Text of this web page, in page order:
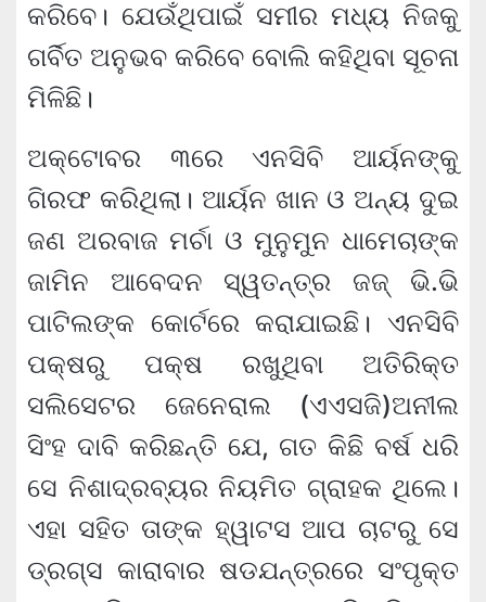
କରିବେ। ଯେଉଁଥିପାଇଁ ସମୀର ମଧ୍ୟ ନିଜକୁ
ଗର୍ବିତ ଅନୁଭବ କରିବେ ବୋଲି କହିଥିବା ସୂଚନା
ମିଳିଛି।
ଅକ୍ଟୋବର ୩ରେ ଏନସିବି ଆର୍ୟନଙ୍କୁ
ଗିରଫ କରିଥିଲା। ଆର୍ୟନ ଖାନ ଓ ଅନ୍ୟ ଦୁଇ
ଜଣ ଅରବାଜ ମର୍ଚା ଓ ମୁନୁମୁନ ଧାମେଚାଙ୍କ
ଜାମିନ ଆବେଦନ ସ୍ୱତନ୍ତ୍ର ଜଜ୍‌ ଭି.ଭି
ପାଟିଲଙ୍କ କୋର୍ଟରେ କରାଯାଇଛି। ଏନସିବି
ପକ୍ଷରୁ ପକ୍ଷ ରଖୁଥିବା ଅତିରିକ୍ତ
ସଲିସେଟର ଜେନେରାଲ (ଏଏସଜି)ଅନୀଲ
ସିଂହ ଦାବି କରିଛନ୍ତି ଯେ, ଗତ କିଛି ବର୍ଷ ଧରି
ସେ ନିଶାଦ୍ରବ୍ୟର ନିୟମିତ ଗ୍ରାହକ ଥିଲେ।
ଏହା ସହିତ ତାଙ୍କ ହ୍ୱାଟସ ଆପ ଚାଟରୁ ସେ
ଡ୍ରଗ୍ସ କାରାବାର ଷଡଯନ୍ତ୍ରରେ ସଂପୃକ୍ତ